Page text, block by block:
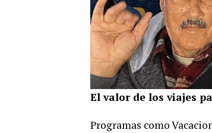
El valor de los viajes
Programas como